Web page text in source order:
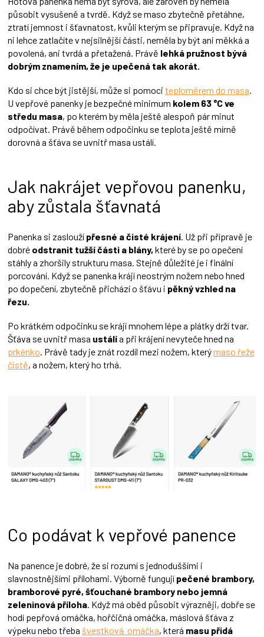
působit vysušeně a tvrdě. Když se maso zbytečně přetáhne,
ztratí jemnost i šťavnatost, kvůli kterým se připravuje. Když na
ni lehce zatlačíte v nejsilnější části, neměla by být ani měkká a
povolená, ani tvrdá a přetažená. Právě lehká pružnost bývá
dobrým znamením, že je upečená tak akorát.
Kdo si chce být jistější, může si pomoci teploměrem do masa.
U vepřové panenky je bezpečné minimum kolem 63 °C ve
středu masa, po kterém by měla ještě alespoň pár minut
odpočívat. Právě během odpočinku se teplota ještě mírně
dorovná a šťáva se uvnitř masa ustálí.
Jak nakrájet vepřovou panenku,
aby zůstala šťavnatá
Panenka si zaslouží přesné a čisté krájení. Už při přípravě je
dobré odstranit tužší části a blány, které by se po opečení
stáhly a zhoršily strukturu masa. Stejně důležité je i finální
porcování. Když se panenka krájí neostrým nožem nebo hned
po dopečení, zbytečně přichází o šťávu i pěkný vzhled na
řezu.
Po krátkém odpočinku se krájí mnohem lépe a plátky drží tvar.
Šťáva se uvnitř masa ustálía při krájení nevyteče hned na
prkénko. Právě tady je znát rozdíl mezi nožem, kterýmaso řeže
čistě, a nožem, který ho trhá.
Co podávat k vepřové panence
Na panence je dobré, že si rozumí s jednoduššími i
slavnostnějšími přílohami. Výborně fungují pečené brambory,
bramborové pyré, šťouchané brambory nebo jemná
zeleninová příloha. Když má oběd působit výrazněji, dobře se
hodí pepřová omáčka, hořčičná omáčka, máslová šťáva z
výpeku nebo třeba švestková omáčka, která masu přidá